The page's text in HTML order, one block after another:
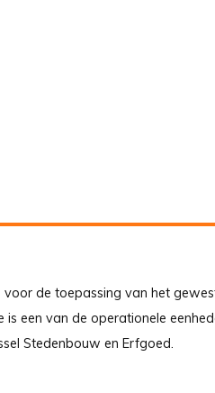
de toepassing van het
een van de operationele
Stedenbouw en Erfgoed.